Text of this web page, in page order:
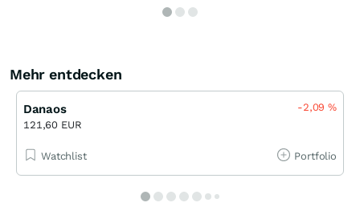
Mehr entdecken
Danaos
121,60 EUR
-2,09%
Watchlist Portfolio